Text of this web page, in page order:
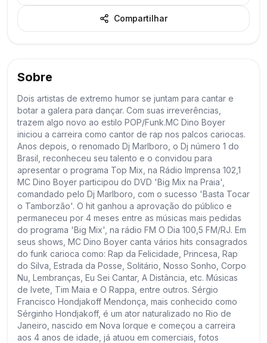
Compartilhar
Sobre
Dois artistas de extremo humor se juntam para cantar e
botar a galera para dançar. Com suas irreverências,
trazem algo novo ao estilo POP/Funk.MC Dino Boyer
iniciou a carreira como cantor de rap nos palcos cariocas.
Anos depois, o renomado Dj Marlboro, o Dj número 1 do
Brasil, reconheceu seu talento e o convidou para
apresentar o programa Top Mix, na Rádio Imprensa 102,1
MC Dino Boyer participou do DVD 'Big Mix na Praia',
comandado pelo Dj Marlboro, com o sucesso 'Basta Tocar
o Tamborzão'. O hit ganhou a aprovação do público e
permaneceu por 4 meses entre as músicas mais pedidas
do programa 'Big Mix', na rádio FM O Dia 100,5 FM/RJ. Em
seus shows, MC Dino Boyer canta vários hits consagrados
do funk carioca como: Rap da Felicidade, Princesa, Rap
do Silva, Estrada da Posse, Solitário, Nosso Sonho, Corpo
Nu, Lembranças, Eu Sei Cantar, A Distância, etc. Músicas
de Ivete, Tim Maia e O Rappa, entre outros. Sérgio
Francisco Hondjakoff Mendonça, mais conhecido como
Sérginho Hondjakoff, é um ator naturalizado no Rio de
Janeiro, nascido em Nova Iorque e começou a carreira
aos 4 anos de idade, já atuou em comerciais, fotos